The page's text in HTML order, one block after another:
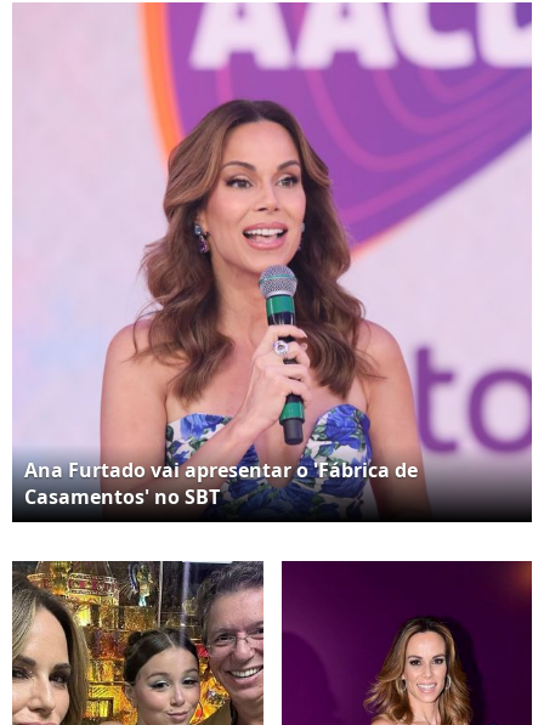
praticidade para a
rotina, como mostra
Ana Furtado aos 52
criativo da série e
ainda fez críticas ao
fato da produção
nunca ter conquistado
espaço na TV aberta.
Ana Furtado vai apresentar o 'Fábrica de
Casamentos' no SBT